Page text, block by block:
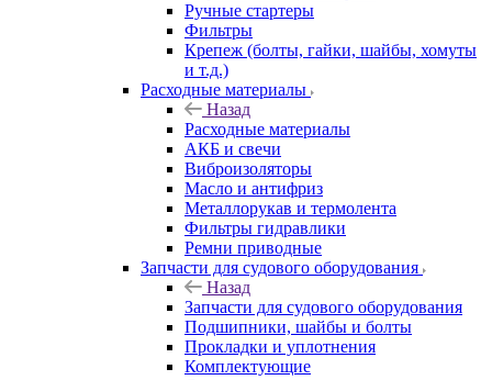
Ручные стартеры
Фильтры
Крепеж (болты, гайки, шайбы, хомуты
и т.д.)
Расходные материалы
Назад
Расходные материалы
АКБ и свечи
Виброизоляторы
Масло и антифриз
Металлорукав и термолента
Фильтры гидравлики
Ремни приводные
Запчасти для судового оборудования
Назад
Запчасти для судового оборудования
Подшипники, шайбы и болты
Прокладки и уплотнения
Комплектующие